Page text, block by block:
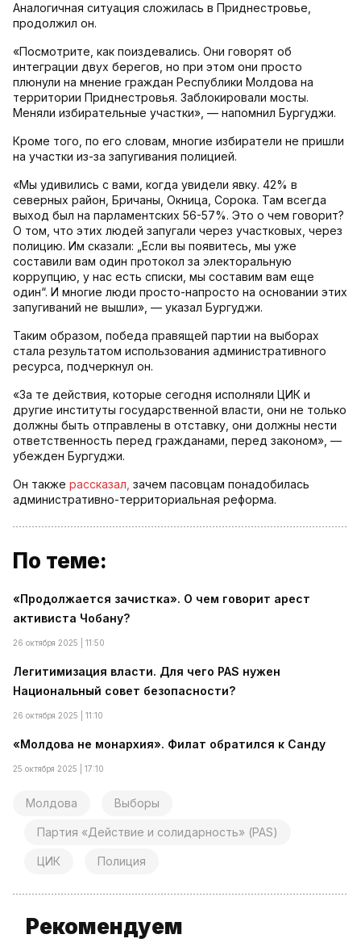
Аналогичная ситуация сложилась в Приднестровье,
продолжил он.
«Посмотрите, как поиздевались. Они говорят об
интеграции двух берегов, но при этом они просто
плюнули на мнение граждан Республики Молдова на
территории Приднестровья. Заблокировали мосты.
Меняли избирательные участки», — напомнил Бургуджи.
Кроме того, по его словам, многие избиратели не пришли
на участки из-за запугивания полицией.
«Мы удивились с вами, когда увидели явку. 42% в
северных район, Бричаны, Окница, Сорока. Там всегда
выход был на парламентских 56-57%. Это о чем говорит?
О том, что этих людей запугали через участковых, через
полицию. Им сказали: „Если вы появитесь, мы уже
составили вам один протокол за электоральную
коррупцию, у нас есть списки, мы составим вам еще
один“. И многие люди просто-напросто на основании этих
запугиваний не вышли», — указал Бургуджи.
Таким образом, победа правящей партии на выборах
стала результатом использования административного
ресурса, подчеркнул он.
«За те действия, которые сегодня исполняли ЦИК и
другие институты государственной власти, они не только
должны быть отправлены в отставку, они должны нести
ответственность перед гражданами, перед законом», —
убежден Бургуджи.
Он также рассказал, зачем пасовцам понадобилась
административно-территориальная реформа.
По теме:
«Продолжается зачистка». О чем говорит арест
активиста Чобану?
26 октября 2025 | 11:50
Легитимизация власти. Для чего PAS нужен
Национальный совет безопасности?
26 октября 2025 | 11:10
«Молдова не монархия». Филат обратился к Санду
25 октября 2025 | 17:10
Молдова Выборы
Партия «Действие и солидарность» (PAS)
ЦИК Полиция
Рекомендуем